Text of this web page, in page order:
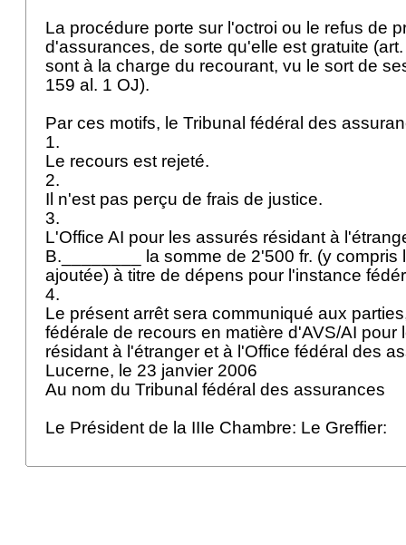
La procédure porte sur l'octroi ou le refus de
d'assurances, de sorte qu'elle est gratuite (
sont à la charge du recourant, vu le sort de
159 al. 1 OJ).
Par ces motifs, le Tribunal fédéral des
1.
Le recours est rejeté.
2.
Il n'est pas perçu de frais de justice.
3.
L'Office AI pour les assurés résidant à
B.________ la somme de 2'500 fr. (y compris
ajoutée) à titre de dépens pour l'instance
4.
Le présent arrêt sera communiqué aux
fédérale de recours en matière d'AVS/AI pour
résidant à l'étranger et à l'Office fédéral des
Lucerne, le 23 janvier 2006
Au nom du Tribunal fédéral des assurances
Le Président de la IIIe Chambre: Le Greffier: